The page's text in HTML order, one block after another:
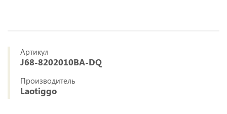
Артикул
J68-8202010BA-DQ
Производитель
Laotiggo